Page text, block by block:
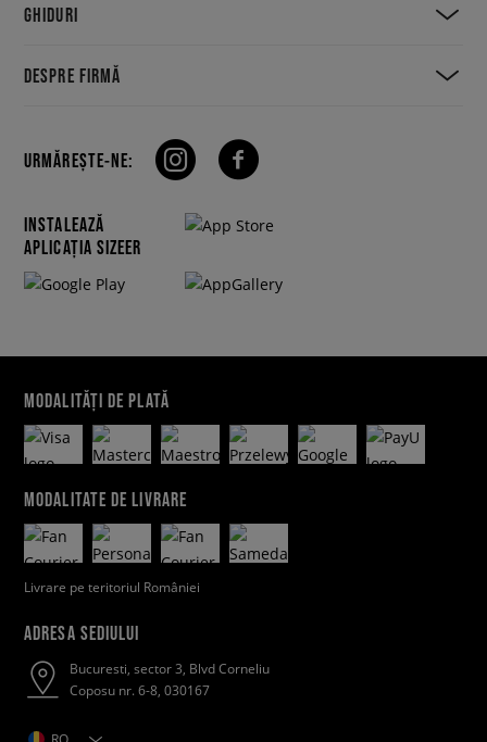
GHIDURI
DESPRE FIRMĂ
URMĂREȘTE-NE:
INSTALEAZĂ
APLICAȚIA SIZEER
MODALITĂȚI DE PLATĂ
MODALITATE DE LIVRARE
Livrare pe teritoriul României
ADRESA SEDIULUI
Bucuresti, sector 3, Blvd Corneliu
Coposu nr. 6-8, 030167